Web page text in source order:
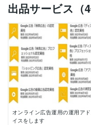
▼資格一覧
・Microsoft Office
・Google検索広告認
・Googleディスプレ
・Googleディスプレ
格
・Google動画広告認
・Googleショッピン
・Googleアプリ広告
・Google測定認定資
・AIを活用したパフ
・Google アナリテ
出品サービス（4
オンライン広告運用の運用ア
イスをします